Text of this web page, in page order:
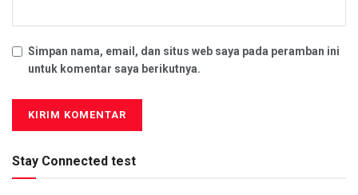
Simpan nama, email, dan situs web saya pada peramban ini
untuk komentar saya berikutnya.
Stay Connected test